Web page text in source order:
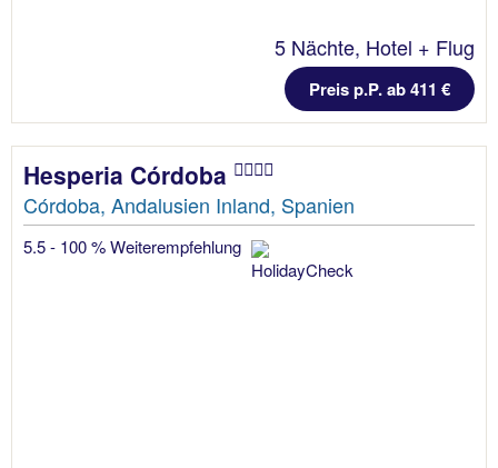
5 Nächte, Hotel + Flug
Preis p.P. ab 411 €
Hesperia Córdoba
Córdoba, Andalusien Inland, Spanien
5.5 - 100 % Weiterempfehlung